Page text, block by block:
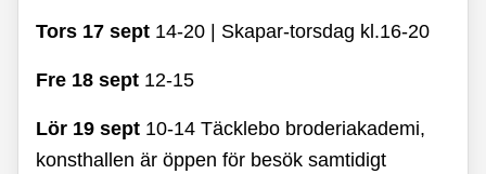
Tors 17 sept 14-20 | Skapar-torsdag kl.16-20
Fre 18 sept 12-15
Lör 19 sept 10-14 Täcklebo broderiakademi,
konsthallen är öppen för besök samtidigt